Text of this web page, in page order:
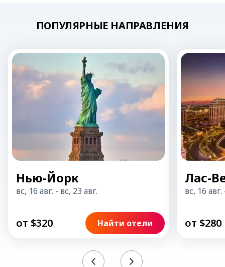
ПОПУЛЯРНЫЕ НАПРАВЛЕНИЯ
Нью-Йорк
вс, 16 авг. - вс, 23 авг.
от $320 Найти отели
Лас-
вс, 16 авг.
от $280